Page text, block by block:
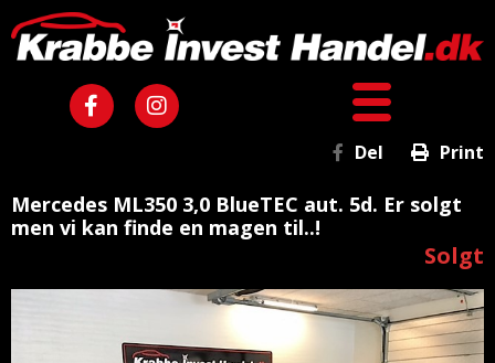
Del Print
Mercedes ML350 3,0 BlueTEC aut. 5d. Er solgt
men vi kan finde en magen til..!
Solgt